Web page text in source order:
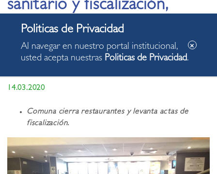
sanitario y fiscalización,
en diversos locales
comerciales y centros
nocturnos
14.03.2020
Comuna cierra restaurantes y levanta actas de
fiscalización.
Al navegar en nuestro portal institucional,
usted acepta nuestras Politicas de Privacidad.